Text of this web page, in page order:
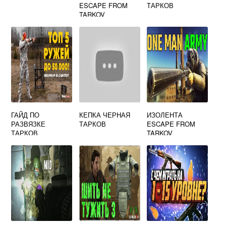
ESCAPE FROM
TARKOV
ТАРКОВ
ГАЙД ПО
РАЗВЯЗКЕ
ТАРКОВ
КЕПКА ЧЕРНАЯ
ТАРКОВ
ИЗОЛЕНТА
ESCAPE FROM
TARKOV